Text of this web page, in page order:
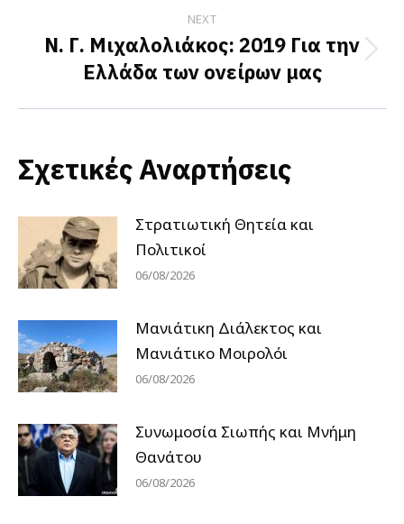
NEXT
Next
post:
Ν. Γ. Μιχαλολιάκος: 2019 Για την
Ελλάδα των ονείρων μας
Σχετικές Αναρτήσεις
Στρατιωτική Θητεία και
Πολιτικοί
06/08/2026
Μανιάτικη Διάλεκτος και
Μανιάτικο Μοιρολόι
06/08/2026
Συνωμοσία Σιωπής και Μνήμη
Θανάτου
06/08/2026